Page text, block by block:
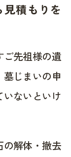
積もりを
先祖様の遺
じまいの申
ないといけ
の解体・撤去